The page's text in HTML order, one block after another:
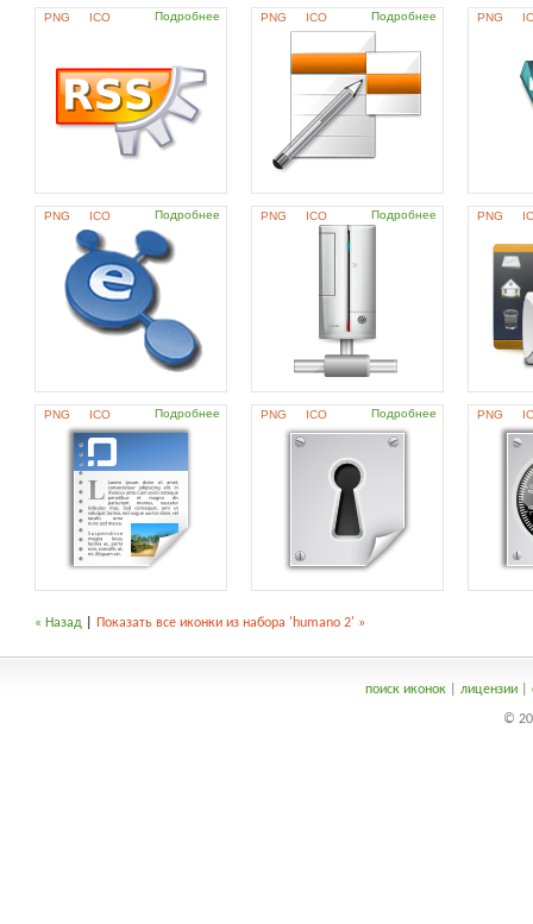
PNG ICO Подробнее PNG ICO Подробнее PNG
PNG ICO Подробнее PNG ICO Подробнее PNG
PNG ICO Подробнее PNG ICO Подробнее PNG
« Назад Показать все иконки из набора 'humano 2' »
поиск иконок| лицензии|
©